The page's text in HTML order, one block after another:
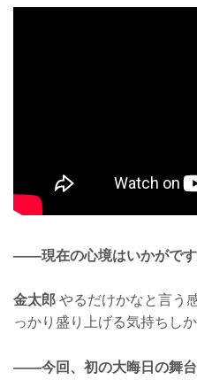
——現在の心境はいかがです
金太郎 やるだけかなと言う
っかり盛り上げる気持ちしか
——今回、初の大晦日の舞台